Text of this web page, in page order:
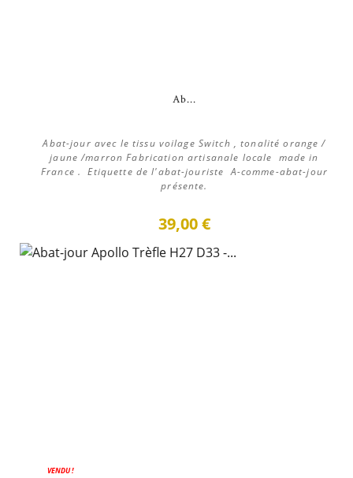
Ab...
Abat-jour avec le tissu voilage Switch , tonalité orange /
jaune /marron Fabrication artisanale locale made in
France . Etiquette de l'abat-jouriste A-comme-abat-jour
présente.
39,00 €
VENDU !